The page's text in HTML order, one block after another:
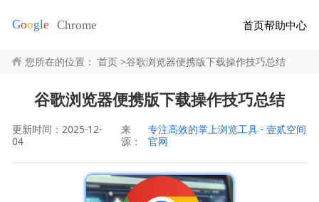
首页帮助中心
您所在的位置： 首页 >谷歌浏览器便携版下载操作技巧总结
谷歌浏览器便携版下载操作技巧总结
更新时间：2025-12-
04
来
源：
专注高效的掌上浏览工具 - 壹贰空间
官网